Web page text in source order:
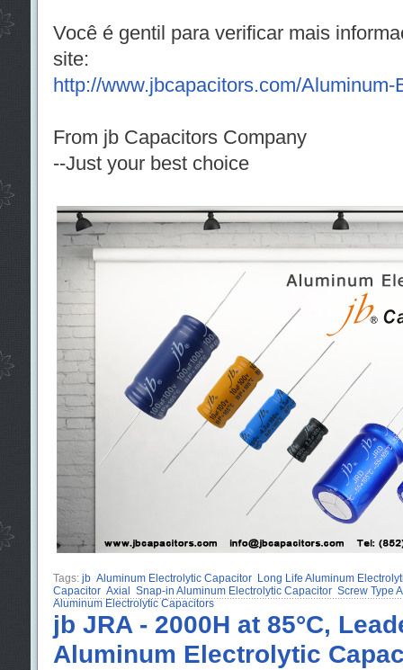
Você é gentil para verificar mais
site:
http://www.jbcapacitors.com/
From jb Capacitors Company
--Just your best choice
Tags: jb Aluminum Electrolytic Capacitor
Long Life Aluminum
Capacitor Axial Snap-in Aluminum Electrolytic Capacitor Screw Type
Aluminum Electrolytic Capacitors
jb JRA - 2000H at 85°C,
Aluminum Electrolytic